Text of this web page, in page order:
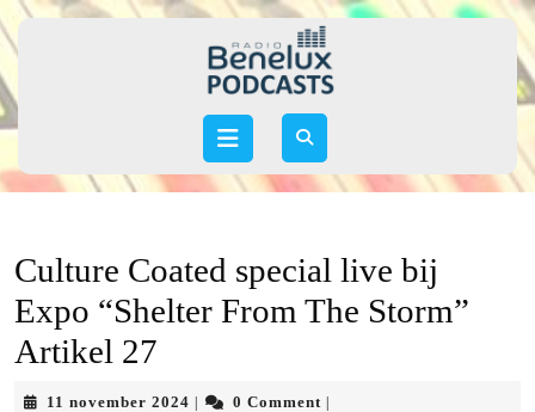
Skip
to
Open
Culture Coated special live bij
Expo “Shelter From The Storm”
Artikel 27
11 november 2024 11
0 Comment